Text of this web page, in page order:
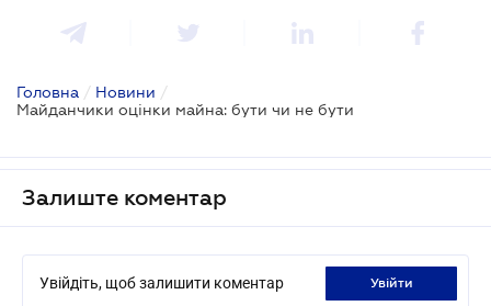
Головна / Новини /
Майданчики оцінки майна: бути чи не бути
Залиште коментар
Увійдіть, щоб залишити коментар увійти